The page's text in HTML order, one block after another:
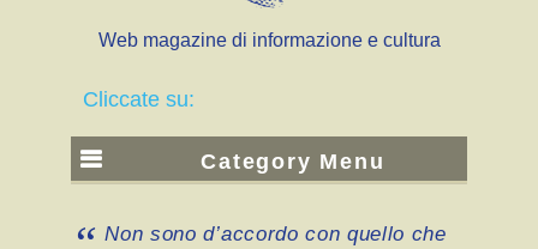
Web magazine di informazione e cultura
Cliccate su:
Category Menu
Non sono d’accordo con quello che